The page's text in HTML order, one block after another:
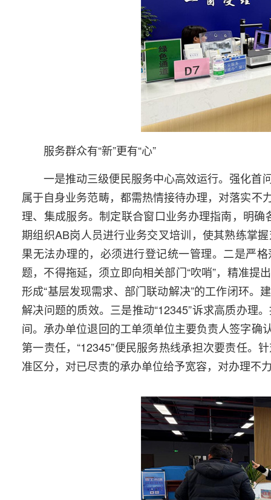
服务群众有“新”更有“心”
一是推动三级便民服务中心高效运行。强化首
属于自身业务范畴，都需热情接待办理，对落实
理、集成服务。制定联合窗口业务办理指南，明
期组织AB岗人员进行业务交叉培训，使其熟练掌
果无法办理的，必须进行登记统一管理。二是严
题，不得拖延，须立即向相关部门“吹哨”，精准
形成“基层发现需求、部门联动解决”的工作闭环
解决问题的质效。三是推动“12345”诉求高质办理
间。承办单位退回的工单须单位主要负责人签字
第一责任，“12345”便民服务热线承担次要责任。
准区分，对已尽责的承办单位给予宽容，对办理不